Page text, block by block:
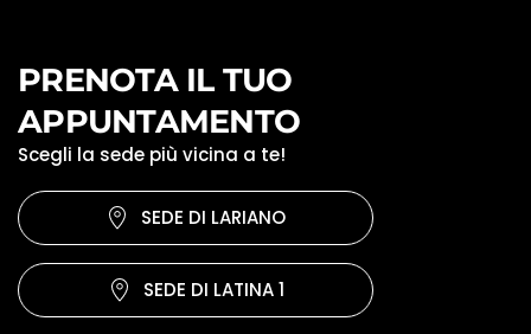
PRENOTA IL TUO
APPUNTAMENTO
Scegli la sede più vicina a te!
SEDE DI LARIANO
SEDE DI LATINA 1